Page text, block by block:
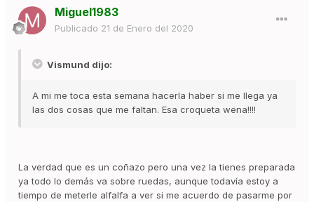
Miguel1983
Publicado 21 de Enero del 2020
Vismund dijo:
A mi me toca esta semana hacerla haber si me llega ya
las dos cosas que me faltan. Esa croqueta wena!!!!
La verdad que es un coñazo pero una vez la tienes preparada
ya todo lo demás va sobre ruedas, aunque todavía estoy a
tiempo de meterle alfalfa a ver si me acuerdo de pasarme por